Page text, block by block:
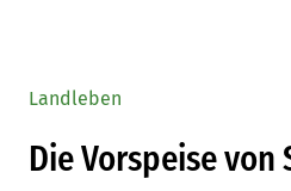
Landleben
Die Vorspeise